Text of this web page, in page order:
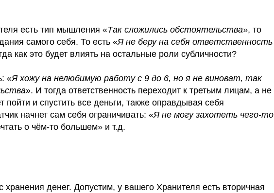
есть тип мышления «Так сложились обстоятельства», то
самого себя. То есть «Я не беру на себя ответственность
как это будет влиять на остальные роли субличности?
«Я хожу на нелюбимую работу с 9 до 6, но я не виноват, так
». И тогда ответственность переходит к третьим лицам, а не
пойти и спустить все деньги, также оправдывая себя
начнет сам себя ограничивать: «Я не могу захотеть чего-то
о чём-то большем» и т.д.
хранения денег. Допустим, у вашего Хранителя есть вторичная